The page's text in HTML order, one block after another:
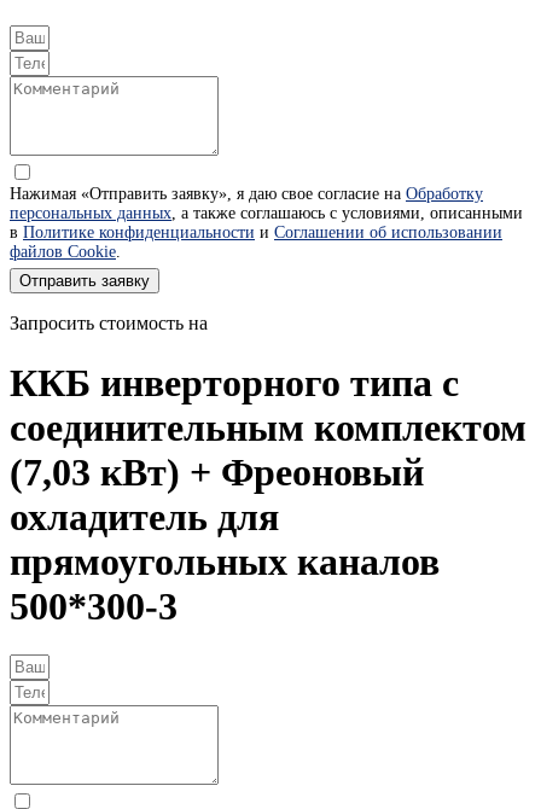
Нажимая «Отправить заявку», я даю свое согласие на Обработку
персональных данных, а также соглашаюсь с условиями, описанными
в Политике конфиденциальности и Соглашении об использовании
файлов Cookie.
Отправить заявку
Запросить стоимость на
ККБ инверторного типа с
соединительным комплектом
(7,03 кВт) + Фреоновый
охладитель для
прямоугольных каналов
500*300-3